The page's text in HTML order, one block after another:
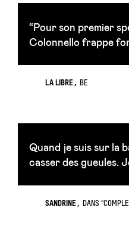
“Pour son premier
Colonnello frappe
LA LIBRE BE
Quand je suis sur la
casser des gueules.
SANDRINE DANS